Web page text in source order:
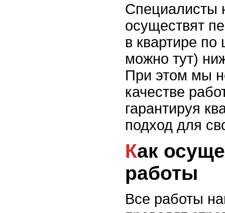
Специалисты
осуществят
в квартире
можно тут)
При этом мы
качестве
гарантируя
подход для
Как осуществляются
работы
Все работы